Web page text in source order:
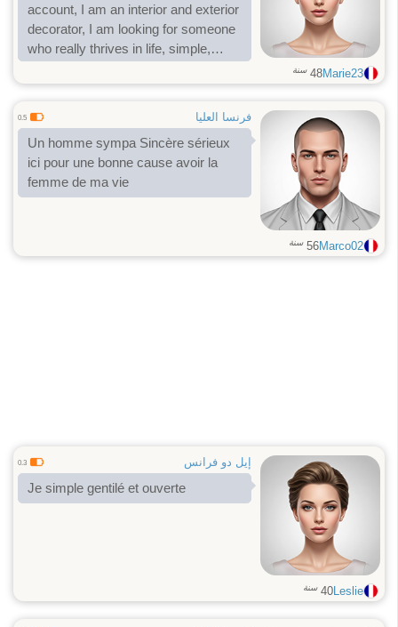
account, I am an interior and exterior
decorator, I am looking for someone
who really thrives in life, simple,
caring, who is ready for a meeting
Marie23
48 سنة
فرنسا العليا 0.5
Un homme sympa Sincère sérieux
ici pour une bonne cause avoir la
femme de ma vie
Marco02
56 سنة
إيل دو فرانس 0.3
Je simple gentilé et ouverte
Leslie
40 سنة